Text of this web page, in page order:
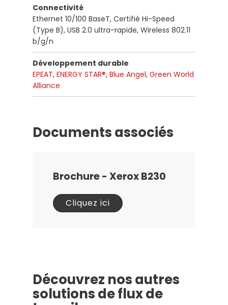
Connectivité
Ethernet 10/100 BaseT, Certifié Hi-Speed
(Type B), USB 2.0 ultra-rapide, Wireless 802.11
b/g/n
Développement durable
EPEAT, ENERGY STAR®, Blue Angel, Green World
Alliance
Documents associés
Brochure - Xerox B230
Cliquez ici
Découvrez nos autres
solutions de flux de